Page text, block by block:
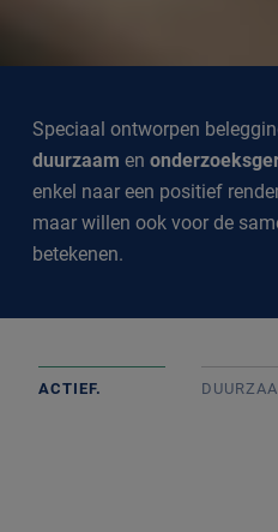
Speciaal ontworpen
duurzaam en
enkel naar een positief
maar willen ook voor de
betekenen.
ACTIEF.